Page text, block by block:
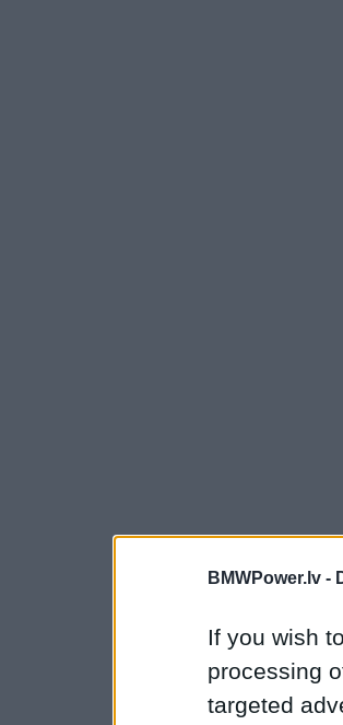
BMWPower.lv -
If you wish
processing
targeted